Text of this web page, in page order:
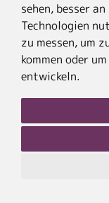
sehen, besser
Technologien
zu messen, um
kommen oder
entwickeln.